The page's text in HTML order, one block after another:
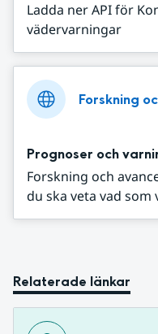
Ladda ner API för
vädervarningar
Forskning
Prognoser och
Forskning och
du ska veta vad som
Relaterade länkar